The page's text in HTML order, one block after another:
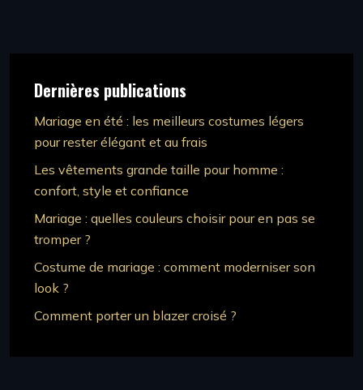
Dernières publications
Mariage en été : les meilleurs costumes légers
pour rester élégant et au frais
Les vêtements grande taille pour homme :
confort, style et confiance
Mariage : quelles couleurs choisir pour en pas se
tromper ?
Costume de mariage : comment moderniser son
look ?
Comment porter un blazer croisé ?